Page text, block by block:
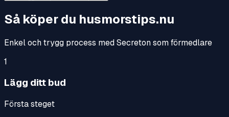
Så köper du husmorstips.nu
Enkel och trygg process med Secreton som förmedlare
1
Lägg ditt bud
Första steget